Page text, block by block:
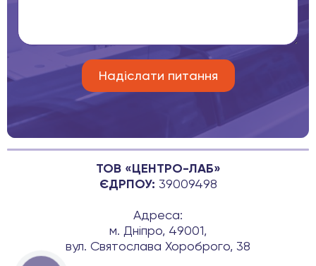
ТОВ «ЦЕНТРО-ЛАБ»
ЄДРПОУ: 39009498
Адреса:
м. Дніпро, 49001,
вул. Святослава Хороброго, 38